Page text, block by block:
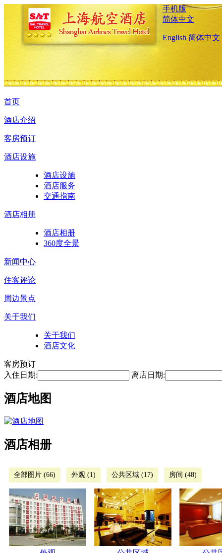
手机版
简体中文
English 简体中文
首页
酒店介绍
客房预订
酒店设施
酒店设施
酒店服务
交通指南
酒店相册
酒店相册
360度全景
新闻中心
住客评论
周边景点
关于我们
关于我们
酒店文化
客房预订
入住日期:
离店日期:
酒店地图
酒店相册
全部图片 (66) 外观 (1) 公共区域 (17) 房间 (48)